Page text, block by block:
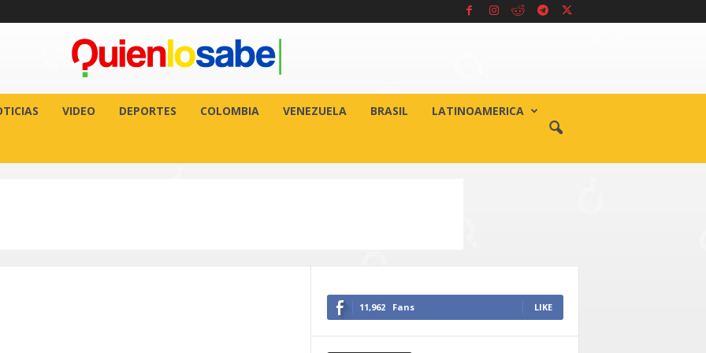
VIDEO DEPORTES COLOMBIA VENEZUELA BRASIL LATINOAMERICA
11,962 Fans LIKE